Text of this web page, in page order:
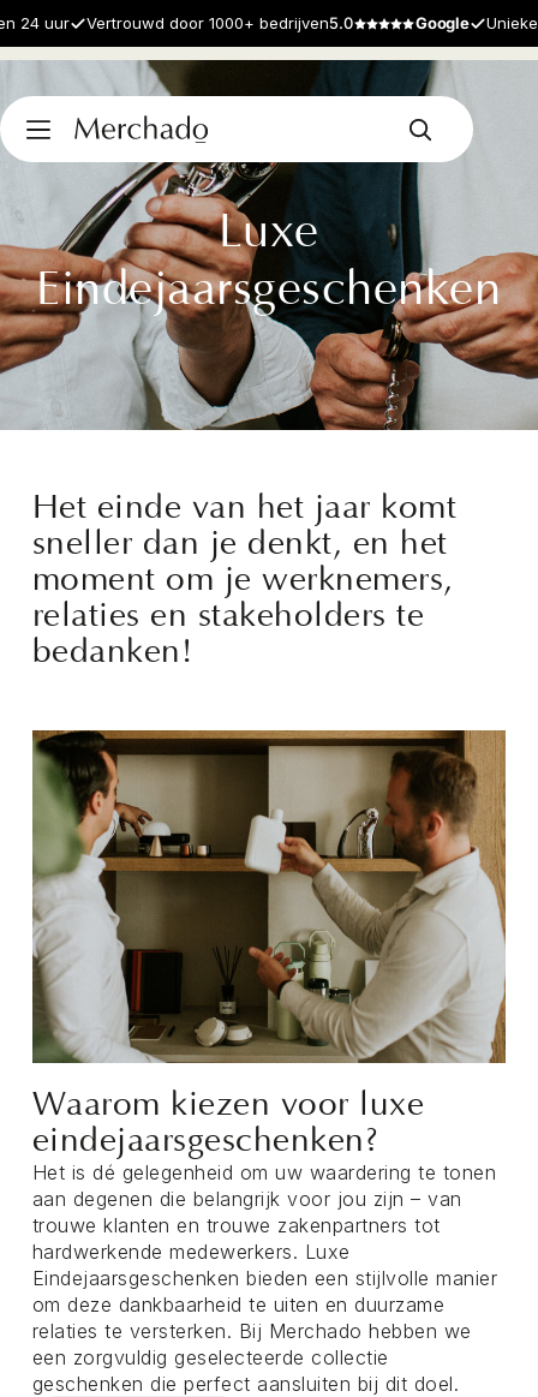
Vertrouwd door 1000+ bedrijven5.0 Google Unieke
Luxe
Eindejaarsgeschenken
Het einde van het jaar komt
sneller dan je denkt, en het
moment om je werknemers,
relaties en stakeholders te
bedanken!
Waarom kiezen voor luxe
eindejaarsgeschenken?
Het is dé gelegenheid om uw waardering te tonen
aan degenen die belangrijk voor jou zijn – van
trouwe klanten en trouwe zakenpartners tot
hardwerkende medewerkers. Luxe
Eindejaarsgeschenken bieden een stijlvolle manier
om deze dankbaarheid te uiten en duurzame
relaties te versterken. Bij Merchado hebben we
een zorgvuldig geselecteerde collectie
geschenken die perfect aansluiten bij dit doel.